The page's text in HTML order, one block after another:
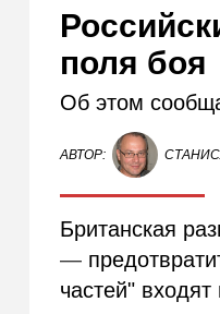
поля боя
Об этом
АВТОР:
Британская
—
частей"